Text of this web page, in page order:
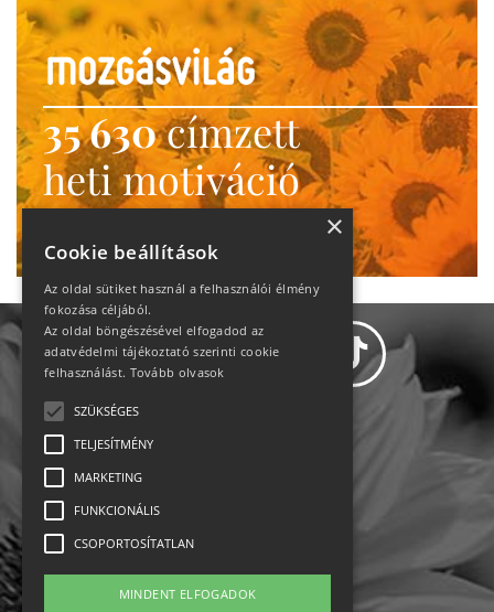
35 630címzett
heti motiváció
Ne maradj le!
Impresszum-kapcsolat
Jogi nyilatkozat
×
Cookie beállítások
Az oldal sütiket használ a felhasználói élmény
fokozása céljából.
Az oldal böngészésével elfogadod az
adatvédelmi tájékoztató szerinti cookie
felhasználást. Tovább olvasok
SZÜKSÉGES
TELJESÍTMÉNY
MARKETING
FUNKCIONÁLIS
CSOPORTOSÍTATLAN
MINDENT ELFOGADOK